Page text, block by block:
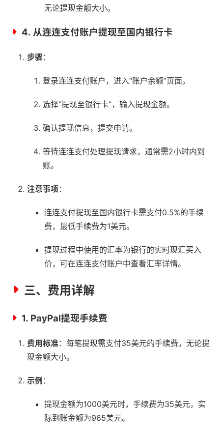
无论提现金额大小。
4. 从连连支付账户提现至国内银行卡
步骤 ：
登录连连支付账户，进入“账户余额”页面。
选择“提现至银行卡”，输入提现金额。
确认提现信息，提交申请。
等待连连支付处理提现请求，通常需2小时内到
账。
注意事项：
连连支付提现至国内银行卡需支付0.5%的手续
费，最低手续费为1美元。
提现过程中使用的汇率为银行的实时现汇买入
价，可在连连支付账户中查看汇率详情。
三、费用详解
1. PayPal提现手续费
费用标准：每笔提现需支付35美元的手续费，无论提
现金额大小。
示例 ：
提现金额为1000美元时，手续费为35美元，实
际到账金额为965美元。